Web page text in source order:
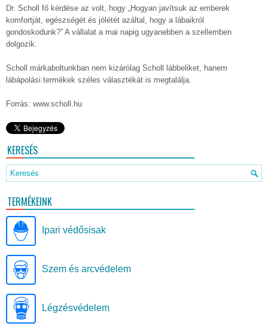
Dr. Scholl fő kérdése az volt, hogy „Hogyan javítsuk az emberek
komfortját, egészségét és jólétét azáltal, hogy a lábaikról
gondoskodunk?” A vállalat a mai napig ugyanebben a szellemben
dolgozik.
Scholl márkaboltunkban nem kizárólag Scholl lábbeliket, hanem
lábápolási termékek széles választékát is megtalálja.
Forrás: www.scholl.hu
KERESÉS
TERMÉKEINK
Ipari védősisak
Szem és arcvédelem
Légzésvédelem